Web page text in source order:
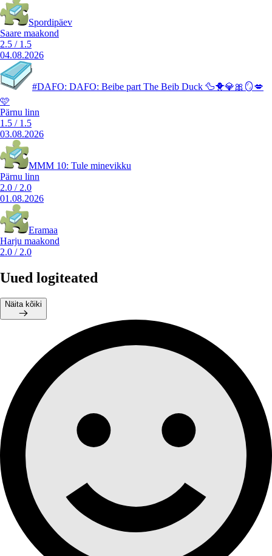
Spordipäev
Saare maakond
2.5 / 1.5
04.08.2026
#DAFO: DAFO: Beibe part The Beib Duck 🦆🐥💎🎀🪞💋
🩷
Pärnu linn
1.5 / 1.5
03.08.2026
MMM 10: Tule minevikku
Pärnu linn
2.0 / 2.0
01.08.2026
Eramaa
Harju maakond
2.0 / 2.0
Uued logiteated
Näita kõiki